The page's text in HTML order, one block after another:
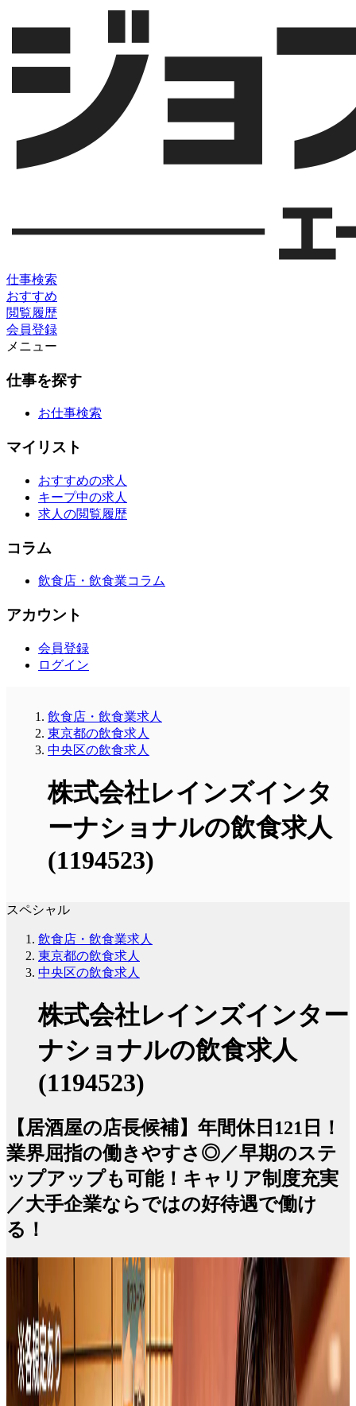
仕事検索
おすすめ
閲覧履歴
会員登録
メニュー
仕事を探す
お仕事検索
マイリスト
おすすめの求人
キープ中の求人
求人の閲覧履歴
コラム
飲食店・飲食業コラム
アカウント
会員登録
ログイン
飲食店・飲食業求人
東京都の飲食求人
中央区の飲食求人
株式会社レインズインタ
ーナショナルの飲食求人
(1194523)
スペシャル
飲食店・飲食業求人
東京都の飲食求人
中央区の飲食求人
株式会社レインズインター
ナショナルの飲食求人
(1194523)
【居酒屋の店長候補】年間休日121日！
業界屈指の働きやすさ◎／早期のステ
ップアップも可能！キャリア制度充実
／大手企業ならではの好待遇で働け
る！